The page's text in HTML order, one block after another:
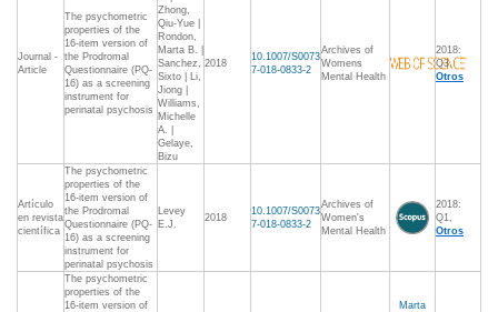
Journal -
Article
The psychometric
properties of the
16-item version of
the Prodromal
Questionnaire (PQ-
16) as a screening
instrument for
perinatal psychosis
Zhong,
Qiu-Yue |
Rondon,
Marta B. |
Sanchez,
Sixto | Li,
Jiong |
Williams,
Michelle
A. |
Gelaye,
Bizu
2018
10.1007/S0073
7-018-0833-2
Archives of
Womens
Mental Health
2018:
Q3,
Otros
Artículo
en revista
científica
The psychometric
properties of the
16-item version of
the Prodromal
Questionnaire (PQ-
16) as a screening
instrument for
perinatal psychosis
Levey
E.J.
2018
10.1007/S0073
7-018-0833-2
Archives of
Women's
Mental Health
2018:
Q1,
Otros
The psychometric
properties of the
16-item version of
Marta